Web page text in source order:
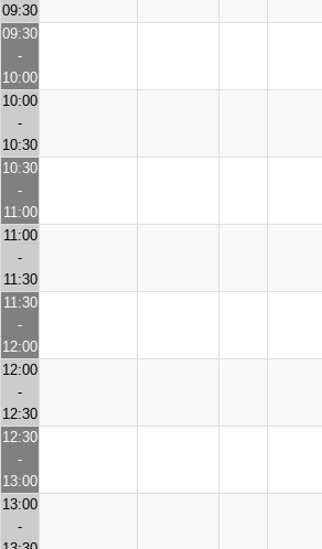
09:30
09:30
-
10:00
10:00
-
10:30
10:30
-
11:00
11:00
-
11:30
11:30
-
12:00
12:00
-
12:30
12:30
-
13:00
13:00
-